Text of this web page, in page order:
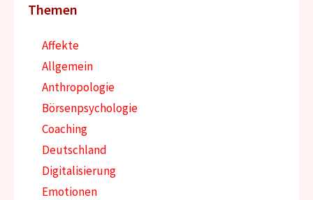
Themen
Affekte
Allgemein
Anthropologie
Börsenpsychologie
Coaching
Deutschland
Digitalisierung
Emotionen